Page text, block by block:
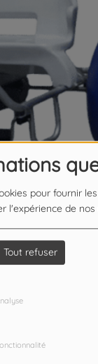
pour fournir
l'expérience de nos
Tout refuser